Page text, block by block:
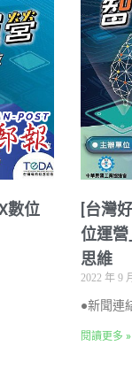
數位
[台灣
位運
思維
2022 年 9
●新聞連
閱讀更多 »